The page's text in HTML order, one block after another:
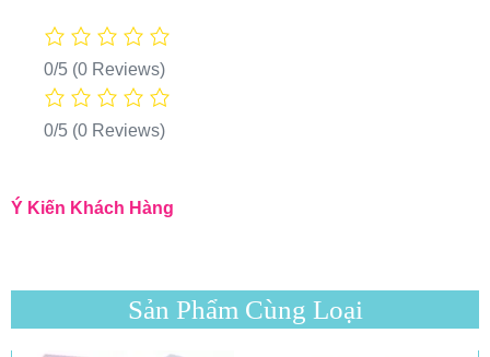
0/5 (0 Reviews)
0/5 (0 Reviews)
Ý Kiến Khách Hàng
Sản Phẩm Cùng Loại